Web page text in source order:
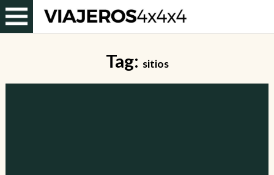
Tag: sitios